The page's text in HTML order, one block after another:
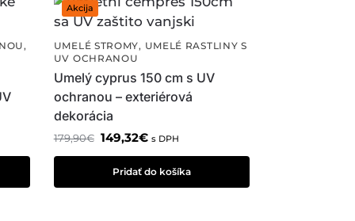
,
Akcija
UMELÉ STROMY, UMELÉ RASTLINY S
UV OCHRANOU
Umelý cyprus 150 cm s UV
ochranou – exteriérová
dekorácia
179,90€ 149,32€ s DPH
Pridať do košíka